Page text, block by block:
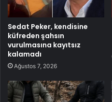
Sedat Peker, kendisine
küfreden şahsın
vurulmasına kayıtsız
kalamadı
Ağustos 7, 2026